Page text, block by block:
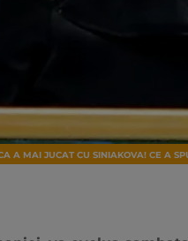
A MAI JUCAT CU SINIAKOVA! CE A